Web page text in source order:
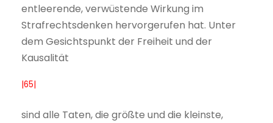
entleerende, verwüstende Wirkung im
Strafrechtsdenken hervorgerufen hat. Unter
dem Gesichtspunkt der Freiheit und der
Kausalität
|65|
sind alle Taten, die größte und die kleinste,